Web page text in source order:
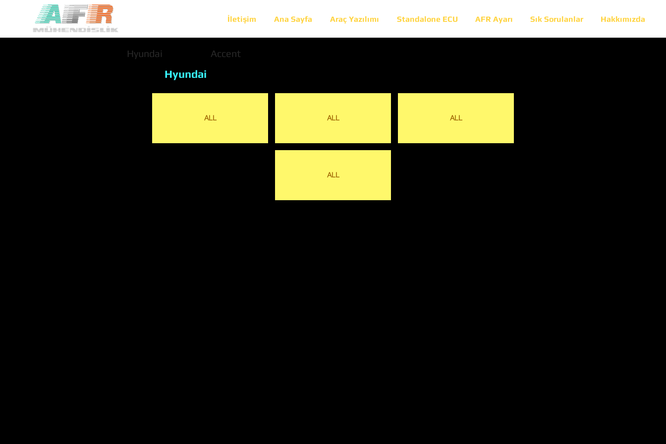
İletişim Ana Sayfa Araç Yazılımı Standalone ECU AFR Ayarı Sık Sorulanlar Hakkımızda
Hyundai Accent
Hyundai
ALL ALL ALL
ALL